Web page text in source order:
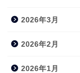
2026年3月
2026年2月
2026年1月